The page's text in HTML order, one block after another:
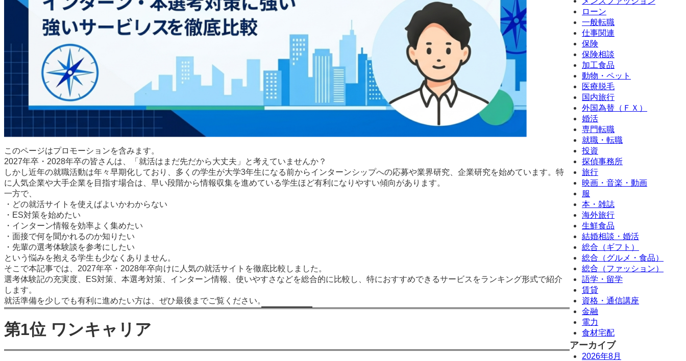
このページはプロモーションを含みます。
2027年卒・2028年卒の皆さんは、「就活はまだ先だから大丈夫」と考えていませんか？
しかし近年の就職活動は年々早期化しており、多くの学生が大学3年生になる前からインターンシップへの応募や業界研究、企業研究を始めています。特
に人気企業や大手企業を目指す場合は、早い段階から情報収集を進めている学生ほど有利になりやすい傾向があります。
一方で、
・どの就活サイトを使えばよいかわからない
・ES対策を始めたい
・インターン情報を効率よく集めたい
・面接で何を聞かれるのか知りたい
・先輩の選考体験談を参考にしたい
という悩みを抱える学生も少なくありません。
そこで本記事では、2027年卒・2028年卒向けに人気の就活サイトを徹底比較しました。
選考体験記の充実度、ES対策、本選考対策、インターン情報、使いやすさなどを総合的に比較し、特におすすめできるサービスをランキング形式で紹介
します。
就活準備を少しでも有利に進めたい方は、ぜひ最後までご覧ください。
第1位 ワンキャリア
ローン
一般転職
仕事関連
保険
保険相談
加工食品
動物・ペット
医療脱毛
国内旅行
外国為替（ＦＸ）
婚活
専門転職
就職・転職
投資
探偵事務所
旅行
映画・音楽・動画
服
本・雑誌
海外旅行
生鮮食品
結婚相談・婚活
総合（ギフト）
総合（グルメ・食品）
総合（ファッション）
語学・留学
賃貸
資格・通信講座
金融
電力
食材宅配
アーカイブ
2026年8月